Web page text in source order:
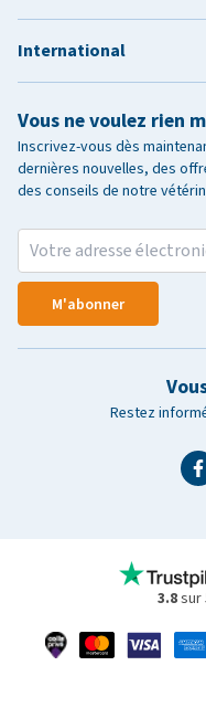
Vous ne voulez rien
Inscrivez-vous dès
dernières nouvelles, des
des conseils de notre
M'abonner
Restez
International
3.8sur